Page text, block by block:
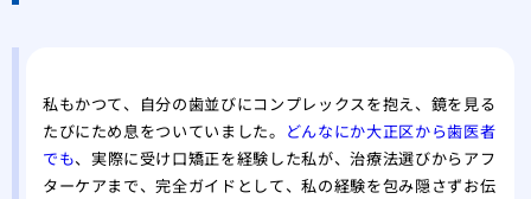
私もかつて、自分の歯並びにコンプレックスを抱え、鏡を見る
たびにため息をついていました。 どんなにか大正区から歯医者
でも、実際に受け口矯正を経験した私が、治療法選びからアフ
ターケアまで、完全ガイドとして、私の経験を包み隠さずお伝